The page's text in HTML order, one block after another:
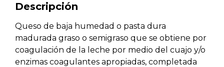
Descripción
Queso de baja humedad o pasta dura
madurada graso o semigraso que se obtiene por
coagulación de la leche por medio del cuajo y/o
enzimas coagulantes apropiadas, completada